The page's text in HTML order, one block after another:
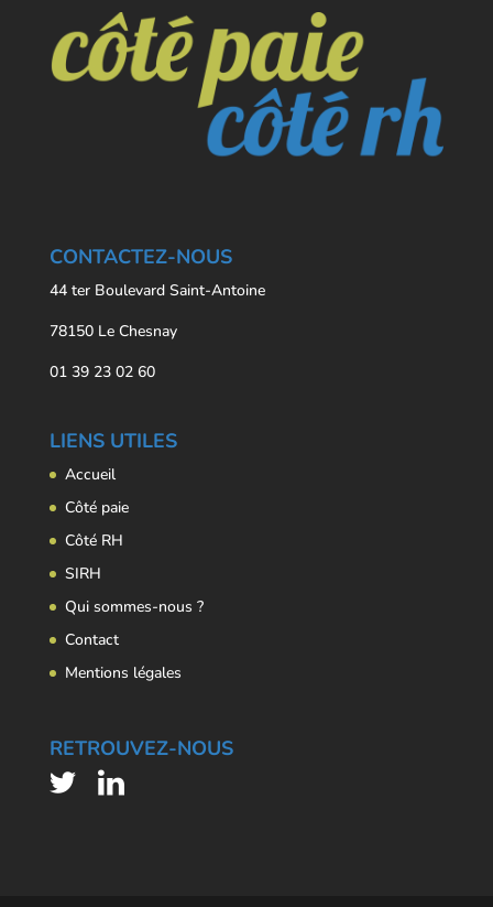
CONTACTEZ-NOUS
44 ter Boulevard Saint-Antoine
78150 Le Chesnay
01 39 23 02 60
LIENS UTILES
Accueil
Côté paie
Côté RH
SIRH
Qui sommes-nous ?
Contact
Mentions légales
RETROUVEZ-NOUS